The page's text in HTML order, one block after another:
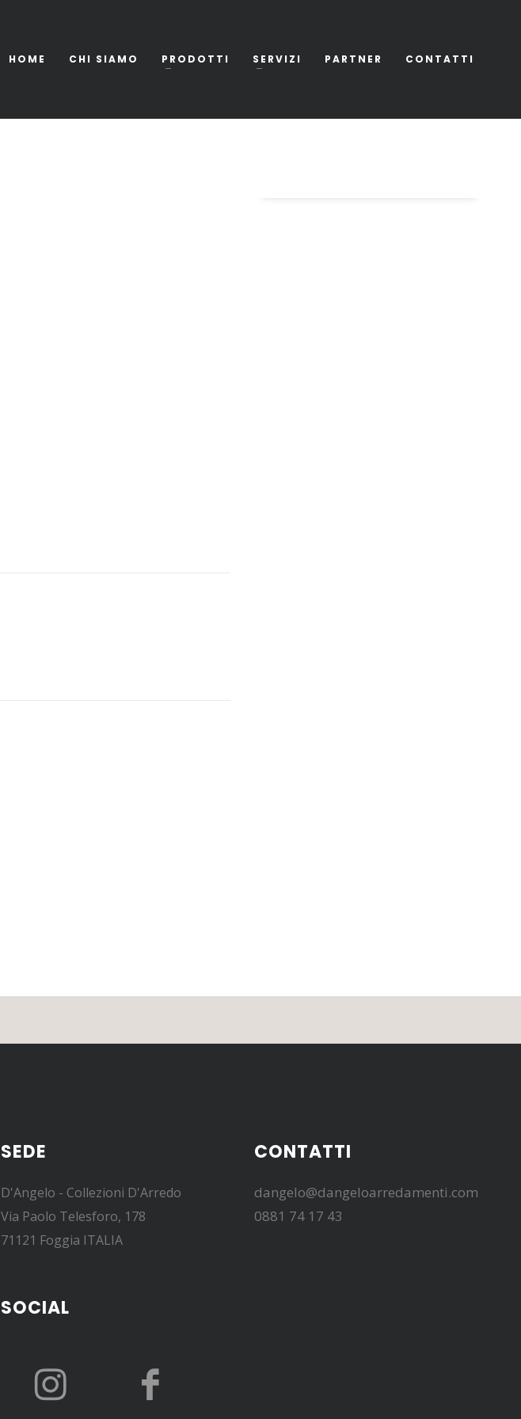
HOME CHI SIAMO PRODOTTI SERVIZI PARTNER CONTATTI
SEDE
D'Angelo - Collezioni D'Arredo
Via Paolo Telesforo, 178
71121 Foggia ITALIA
CONTATTI
dangelo@dangeloarredamenti.com
0881 74 17 43
SOCIAL